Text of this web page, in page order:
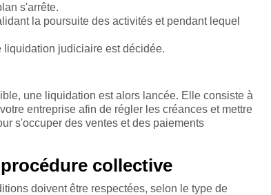
s'arrête.
la poursuite des activités et pendant lequel
judiciaire est décidée.
une liquidation est alors lancée. Elle consiste à
entreprise afin de régler les créances et mettre
s'occuper des ventes et des paiements
collective
doivent être respectées, selon le type de